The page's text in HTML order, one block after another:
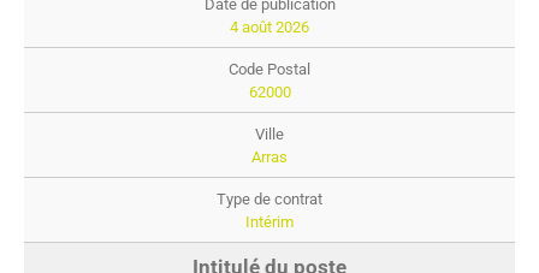
4 août 2026
62000
Arras
Intérim